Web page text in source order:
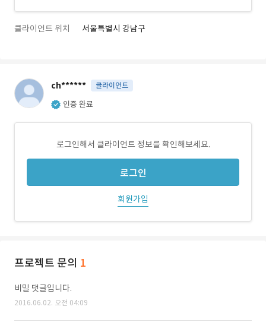
클라이언트 위치 서울특별시 강남구
ch****** 클라이언트
인증 완료
로그인해서 클라이언트 정보를 확인해보세요.
로그인
회원가입
프로젝트 문의 1
비밀 댓글입니다.
2016.06.02. 오전 04:09